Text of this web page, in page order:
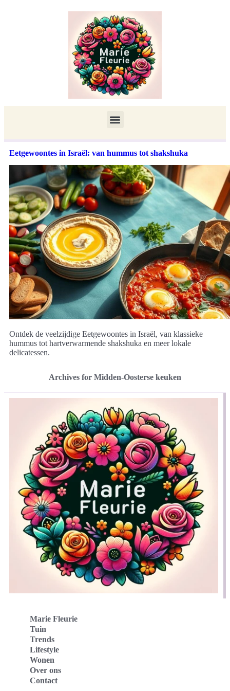
Eetgewoontes in Israël: van hummus tot shakshuka
Ontdek de veelzijdige Eetgewoontes in Israël, van klassieke
hummus tot hartverwarmende shakshuka en meer lokale
delicatessen.
Archives for Midden-Oosterse keuken
Marie Fleurie
Tuin
Trends
Lifestyle
Wonen
Over ons
Contact